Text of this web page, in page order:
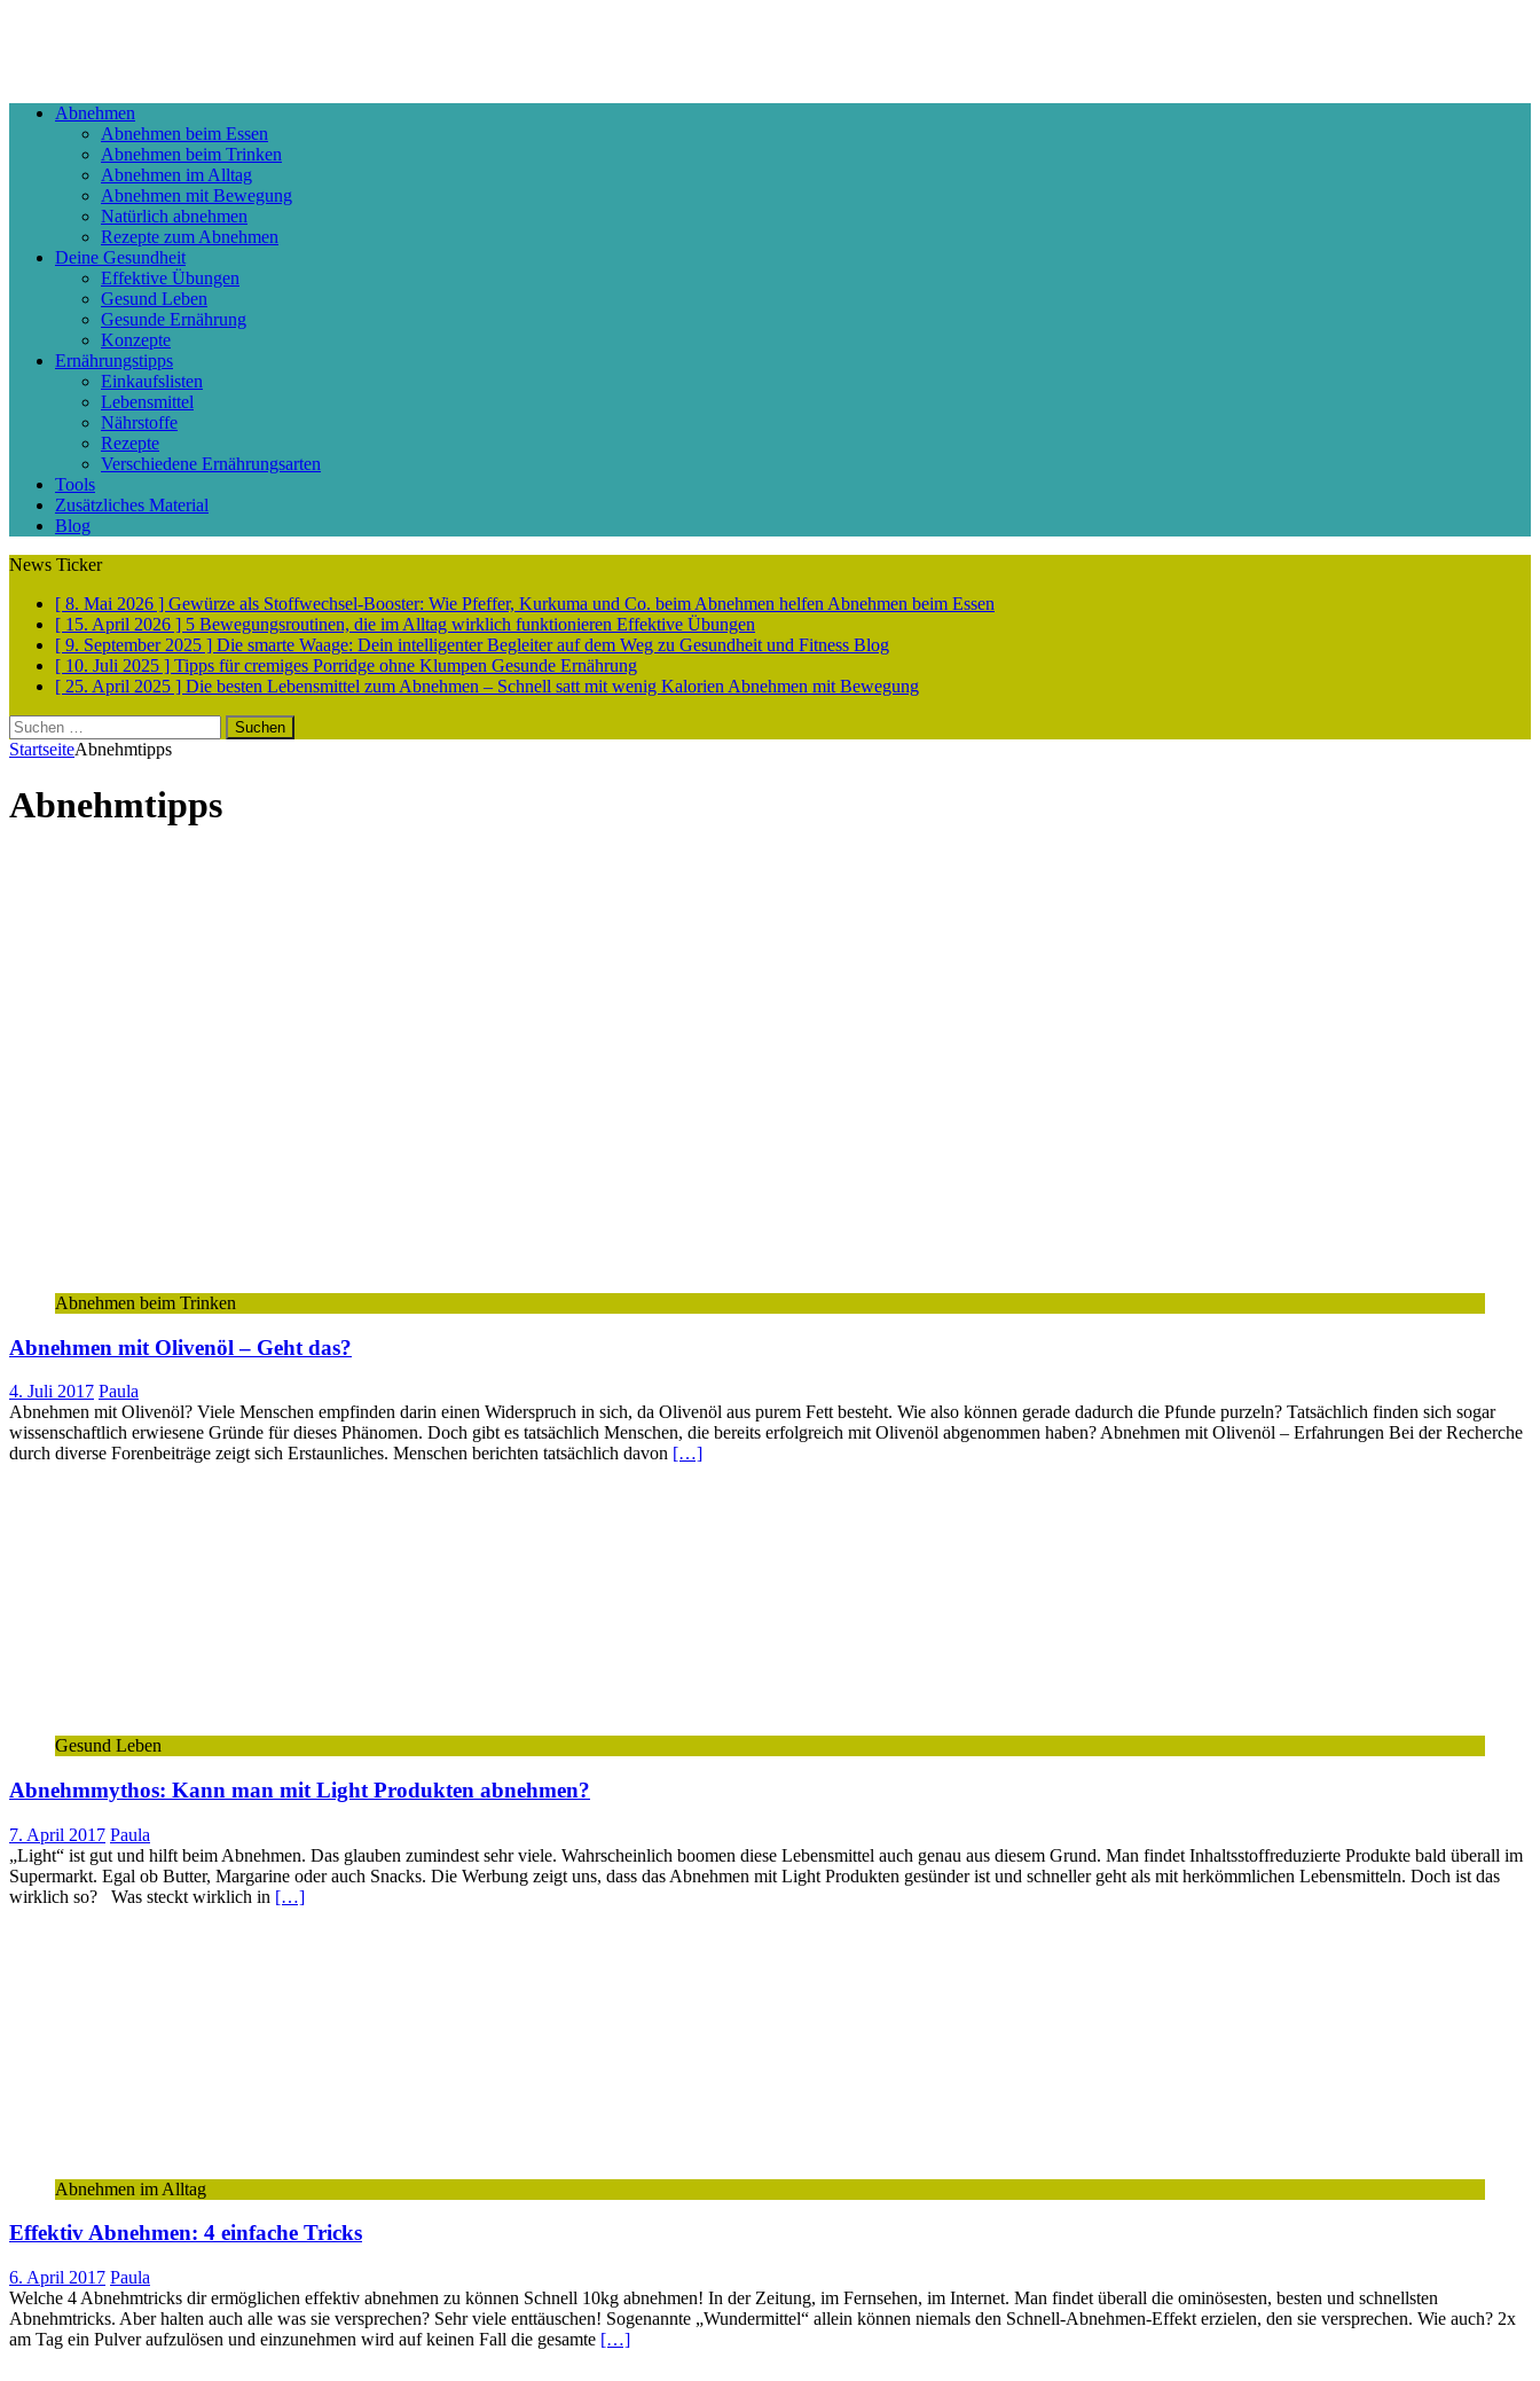
Abnehmen
Abnehmen beim Essen
Abnehmen beim Trinken
Abnehmen im Alltag
Abnehmen mit Bewegung
Natürlich abnehmen
Rezepte zum Abnehmen
Deine Gesundheit
Effektive Übungen
Gesund Leben
Gesunde Ernährung
Konzepte
Ernährungstipps
Einkaufslisten
Lebensmittel
Nährstoffe
Rezepte
Verschiedene Ernährungsarten
Tools
Zusätzliches Material
Blog
News Ticker
[ 8. Mai 2026 ] Gewürze als Stoffwechsel-Booster: Wie Pfeffer, Kurkuma und Co. beim Abnehmen helfen Abnehmen beim Essen
[ 15. April 2026 ] 5 Bewegungsroutinen, die im Alltag wirklich funktionieren Effektive Übungen
[ 9. September 2025 ] Die smarte Waage: Dein intelligenter Begleiter auf dem Weg zu Gesundheit und Fitness Blog
[ 10. Juli 2025 ] Tipps für cremiges Porridge ohne Klumpen Gesunde Ernährung
[ 25. April 2025 ] Die besten Lebensmittel zum Abnehmen – Schnell satt mit wenig Kalorien Abnehmen mit Bewegung
Suchen
nach:
StartseiteAbnehmtipps
Abnehmtipps
Abnehmen beim Trinken
Abnehmen mit Olivenöl – Geht das?
4. Juli 2017 Paula
Abnehmen mit Olivenöl? Viele Menschen empfinden darin einen Widerspruch in sich, da Olivenöl aus purem Fett besteht. Wie also können gerade dadurch die Pfunde purzeln? Tatsächlich finden sich sogar
wissenschaftlich erwiesene Gründe für dieses Phänomen. Doch gibt es tatsächlich Menschen, die bereits erfolgreich mit Olivenöl abgenommen haben? Abnehmen mit Olivenöl – Erfahrungen Bei der Recherche
durch diverse Forenbeiträge zeigt sich Erstaunliches. Menschen berichten tatsächlich davon […]
Gesund Leben
Abnehmmythos: Kann man mit Light Produkten abnehmen?
7. April 2017 Paula
„Light“ ist gut und hilft beim Abnehmen. Das glauben zumindest sehr viele. Wahrscheinlich boomen diese Lebensmittel auch genau aus diesem Grund. Man findet Inhaltsstoffreduzierte Produkte bald überall im
Supermarkt. Egal ob Butter, Margarine oder auch Snacks. Die Werbung zeigt uns, dass das Abnehmen mit Light Produkten gesünder ist und schneller geht als mit herkömmlichen Lebensmitteln. Doch ist das
wirklich so? Was steckt wirklich in […]
Abnehmen im Alltag
Effektiv Abnehmen: 4 einfache Tricks
6. April 2017 Paula
Welche 4 Abnehmtricks dir ermöglichen effektiv abnehmen zu können Schnell 10kg abnehmen! In der Zeitung, im Fernsehen, im Internet. Man findet überall die ominösesten, besten und schnellsten
Abnehmtricks. Aber halten auch alle was sie versprechen? Sehr viele enttäuschen! Sogenannte „Wundermittel“ allein können niemals den Schnell-Abnehmen-Effekt erzielen, den sie versprechen. Wie auch? 2x
am Tag ein Pulver aufzulösen und einzunehmen wird auf keinen Fall die gesamte […]